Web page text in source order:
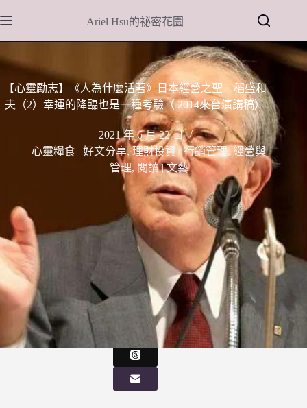
至
主
要
Ariel Hsu的祕密花園
【心靈勵志】《人為什麼活著》日本經營之聖－稻盛和
夫（2）幸運的降臨也是一種考驗（ 2014來台演講稿）
2021 年 6 月 22 日
心靈糧食 | 好文分享,理財投資 | 行銷管理,經營與
管理, 閱讀 | 文藝